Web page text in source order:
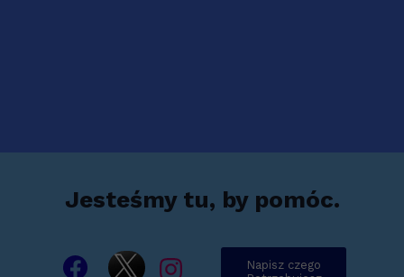
Jesteśmy tu, by pomóc.
Napisz czego